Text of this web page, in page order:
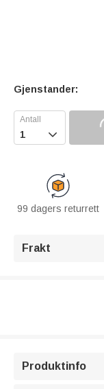
Gjenstander:

99 dagers returrett
Frakt
Produktinfo